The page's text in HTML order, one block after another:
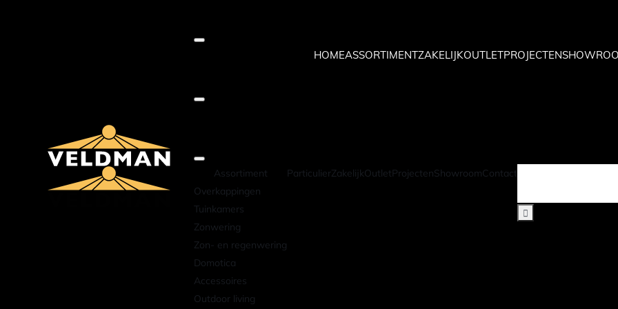
HOMEASSORTIMENTZAKELIJKOUTLETPROJECTEN
Assortiment
Overkappingen
Tuinkamers
Zonwering
Zon- en regenwering
Domotica
Accessoires
Outdoor living
ParticulierZakelijkOutletProjectenShowroomContact